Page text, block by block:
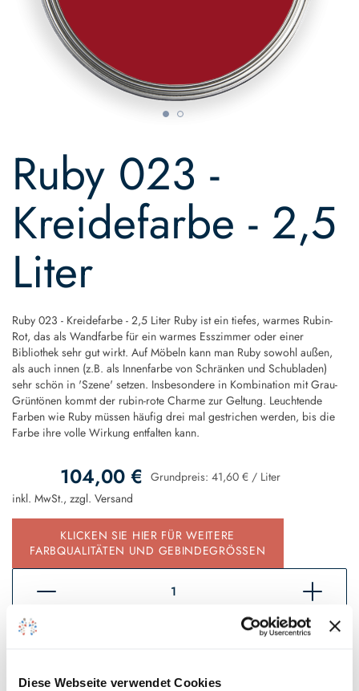
Diese Webseite verwendet Cookies
Ruby 023 -
Kreidefarbe - 2,5
Liter
Ruby 023 - Kreidefarbe - 2,5 Liter Ruby ist ein tiefes, warmes Rubin-
Rot, das als Wandfarbe für ein warmes Esszimmer oder einer
Bibliothek sehr gut wirkt. Auf Möbeln kann man Ruby sowohl außen,
als auch innen (z.B. als Innenfarbe von Schränken und Schubladen)
sehr schön in 'Szene' setzen. Insbesondere in Kombination mit Grau-
Grüntönen kommt der rubin-rote Charme zur Geltung. Leuchtende
Farben wie Ruby müssen häufig drei mal gestrichen werden, bis die
Farbe ihre volle Wirkung entfalten kann.
104,00 € Grundpreis: 41,60 € / Liter
inkl. MwSt., zzgl. Versand
KLICKEN SIE HIER FÜR WEITERE
FARBQUALITÄTEN UND GEBINDEGRÖSSEN
Sofort verfügbar, Lieferzeit 2 - 5 Tage*
the
beginning
the
images